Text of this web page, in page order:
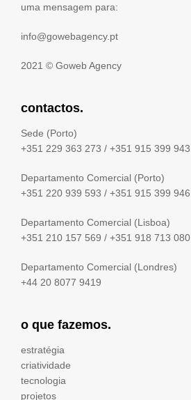
uma mensagem para:
info@gowebagency.pt
2021 © Goweb Agency
contactos.
Sede (Porto)
+351 229 363 273 / +351 915 399 943
Departamento Comercial (Porto)
+351 220 939 593 / +351 915 399 946
Departamento Comercial (Lisboa)
+351 210 157 569 / +351 918 713 080
Departamento Comercial (Londres)
+44 20 8077 9419
o que fazemos.
estratégia
criatividade
tecnologia
projetos